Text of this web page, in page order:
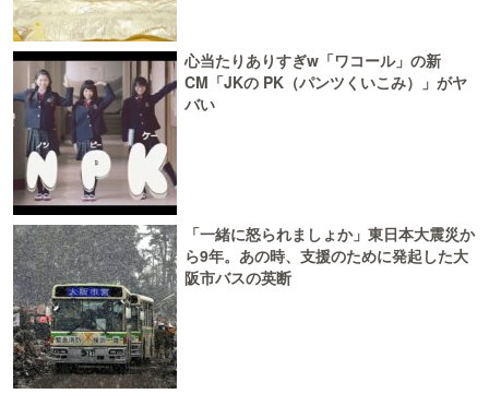
心当たりありすぎw「ワコール」の新
CM「JKの PK（パンツくいこみ）」がヤ
バい
「一緒に怒られましょか」東日本大震災か
ら9年。あの時、支援のために発起した大
阪市バスの英断